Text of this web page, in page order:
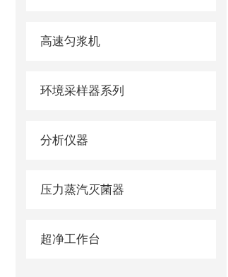
高速匀浆机
环境采样器系列
分析仪器
压力蒸汽灭菌器
超净工作台